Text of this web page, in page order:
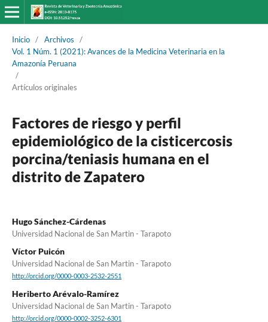
Inicio / Archivos
/
Vol. 1 Núm. 1 (2021): Avances de la Medicina Veterinaria en la
Amazonía Peruana
/
Artículos originales
Factores de riesgo y perfil
epidemiológico de la cisticercosis
porcina/teniasis humana en el
distrito de Zapatero
Hugo Sánchez-Cárdenas
Universidad Nacional de San Martin - Tarapoto
Víctor Puicón
Universidad Nacional de San Martin - Tarapoto
http://orcid.org/0000-0003-2532-2551
Heriberto Arévalo-Ramírez
Universidad Nacional de San Martin - Tarapoto
http://orcid.org/0000-0002-3252-6301